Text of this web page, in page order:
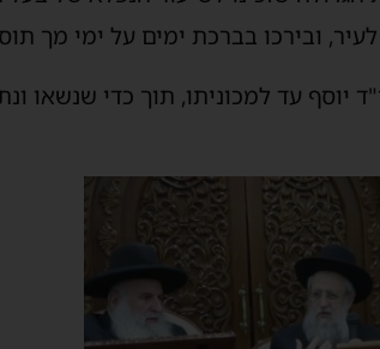
ובירכו בברכת ימים על ימי מך
עד למכוניתו, תוך כדי שנשאו